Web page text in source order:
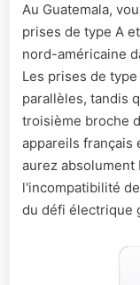
Au Guatemala,
prises de type A
nord-américaine
Les prises de
parallèles, tandis
troisième broche
appareils français
aurez absolument
l'incompatibilité
du défi électrique